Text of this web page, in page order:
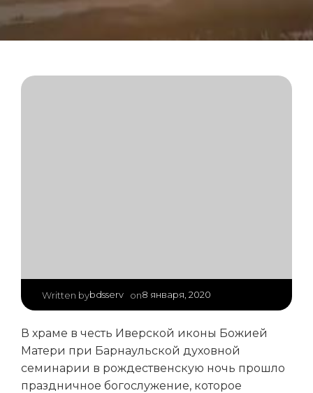
Written bybdsserv on8 января, 2020
В храме в честь Иверской иконы Божией
Матери при Барнаульской духовной
семинарии в рождественскую ночь прошло
праздничное богослужение, которое